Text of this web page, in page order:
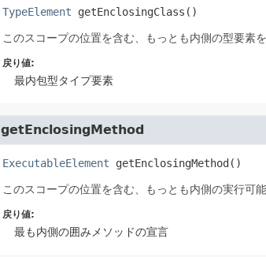
TypeElement getEnclosingClass ()
このスコープの位置を含む、もっとも内側の型要素を
戻り値:
最内包型タイプ要素
getEnclosingMethod
ExecutableElement getEnclosingMethod ()
このスコープの位置を含む、もっとも内側の実行可
戻り値:
最も内側の囲みメソッドの宣言